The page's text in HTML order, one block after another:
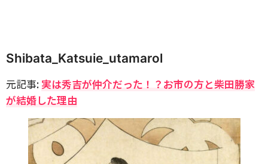
Shibata_Katsuie_utamarol
元記事:実は秀吉が仲介だった！？お市の方と柴田勝家
が結婚した理由